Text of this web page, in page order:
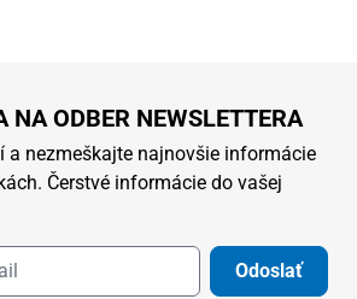
NA ODBER NEWSLETTERA
a nezmeškajte najnovšie informácie
Čerstvé informácie do vašej
Odoslať